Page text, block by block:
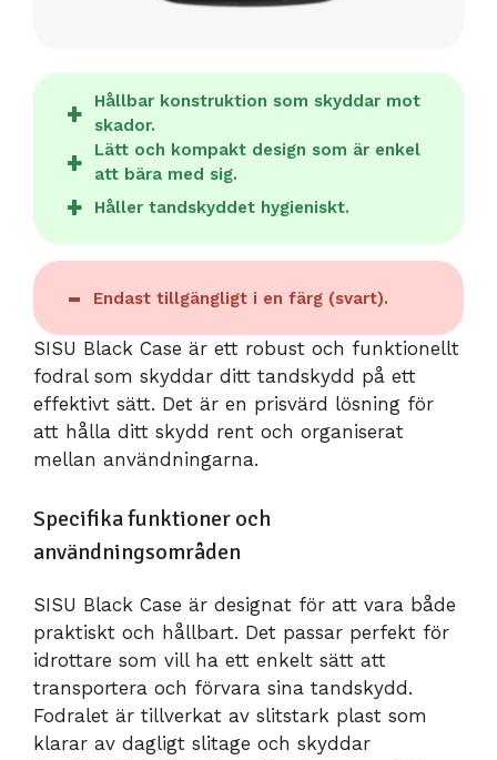
Hållbar konstruktion som skyddar mot
skador.
Lätt och kompakt design som är enkel
att bära med sig.
Håller tandskyddet hygieniskt.
Endast tillgängligt i en färg (svart).
SISU Black Case är ett robust och funktionellt
fodral som skyddar ditt tandskydd på ett
effektivt sätt. Det är en prisvärd lösning för
att hålla ditt skydd rent och organiserat
mellan användningarna.
Specifika funktioner och
användningsområden
SISU Black Case är designat för att vara både
praktiskt och hållbart. Det passar perfekt för
idrottare som vill ha ett enkelt sätt att
transportera och förvara sina tandskydd.
Fodralet är tillverkat av slitstark plast som
klarar av dagligt slitage och skyddar